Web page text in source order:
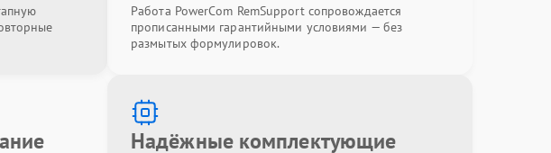
Работа PowerCom RemSupport сопровождается
прописанными гарантийными условиями — без
размытых формулировок.
Надёжные комплектующие